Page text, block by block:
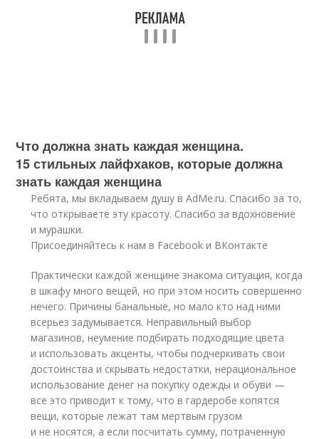
Что должна знать каждая женщина.
15 стильных лайфхаков, которые должна
знать каждая женщина
Ребята, мы вкладываем душу в AdMe.ru. Cпасибо за то,
что открываете эту красоту. Спасибо за вдохновение
и мурашки.
Присоединяйтесь к нам в Facebook и ВКонтакте
Практически каждой женщине знакома ситуация, когда
в шкафу много вещей, но при этом носить совершенно
нечего. Причины банальные, но мало кто над ними
всерьез задумывается. Неправильный выбор
магазинов, неумение подбирать подходящие цвета
и использовать акценты, чтобы подчеркивать свои
достоинства и скрывать недостатки, нерациональное
использование денег на покупку одежды и обуви —
все это приводит к тому, что в гардеробе копятся
вещи, которые лежат там мертвым грузом
и не носятся, а если посчитать сумму, потраченную